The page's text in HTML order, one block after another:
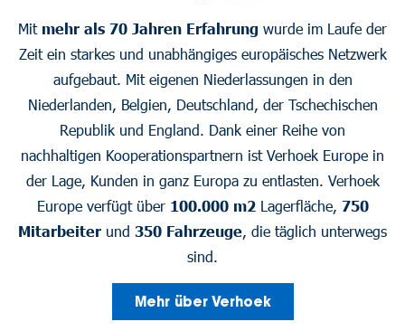
Mit mehr als 70 Jahren Erfahrung wurde im Laufe der
Zeit ein starkes und unabhängiges europäisches Netzwerk
aufgebaut. Mit eigenen Niederlassungen in den
Niederlanden, Belgien, Deutschland, der Tschechischen
Republik und England. Dank einer Reihe von
nachhaltigen Kooperationspartnern ist Verhoek Europe in
der Lage, Kunden in ganz Europa zu entlasten. Verhoek
Europe verfügt über 100.000 m2Lagerfläche, 750
Mitarbeiter und 350 Fahrzeuge, die täglich unterwegs
sind.
Mehr über Verhoek